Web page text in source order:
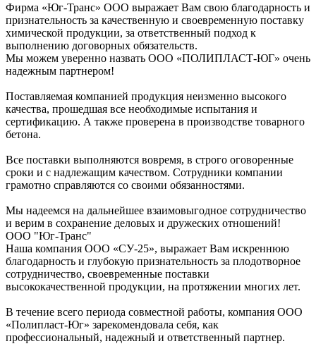
Фирма «Юг-Транс» ООО выражает Вам свою благодарность и
признательность за качественную и своевременную поставку
химической продукции, зa ответственный подход к
выполнению договорных обязательств.
Мы можем уверенно назвать ООО «ПОЛИПЛАСТ-ЮГ» очень
надежным партнером!
Поставляемая компанией продукция неизменно высокого
качества, прошедшая все необходимые испытания и
сертификацию. А также проверена в производстве товарного
бетона.
Все поставки выполняются вовремя, в строго оговоренные
сроки и с надлежащим качеством. Сотрудники компании
грамотно справляются со своими обязанностями.
Мы надеемся на дальнейшее взаимовыгодное сотрудничество
и верим в сохранение деловых и дружеских отношений!
ООО "Юг-Транс"
Наша компания ООО «СУ-25», выражает Вам искреннюю
благодарность и глубокую признательность за плодотворное
сотрудничество, своевременные поставки
высококачественной продукции, на протяжении многих лет.
В течение всего периода совместной работы, компания ООО
«Полипласт-Юг» зарекомендовала себя, как
профессиональный, надежный и ответственный партнер.